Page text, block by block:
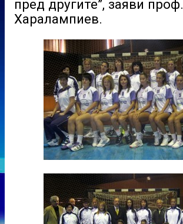
пред другите”, заяви проф.
Харалампиев.